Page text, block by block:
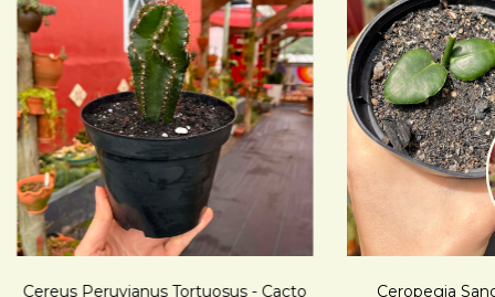
Cereus Peruvianus Tortuosus - Cacto
Ceropegia